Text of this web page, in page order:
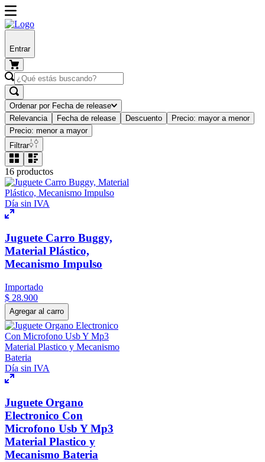
Entrar
Ordenar por Fecha de release
Relevancia
Fecha de release Descuento
Precio: mayor a menor
Precio: menor a mayor
Filtrar
16 productos
Día sin IVA
Juguete Carro Buggy,
Material Plástico,
Mecanismo Impulso
Importado
$ 28.900
Agregar al carro
Día sin IVA
Juguete Organo
Electronico Con
Microfono Usb Y Mp3
Material Plastico y
Mecanismo Bateria